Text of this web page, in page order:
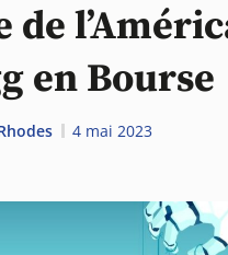
de
en Bourse
4 mai 2023